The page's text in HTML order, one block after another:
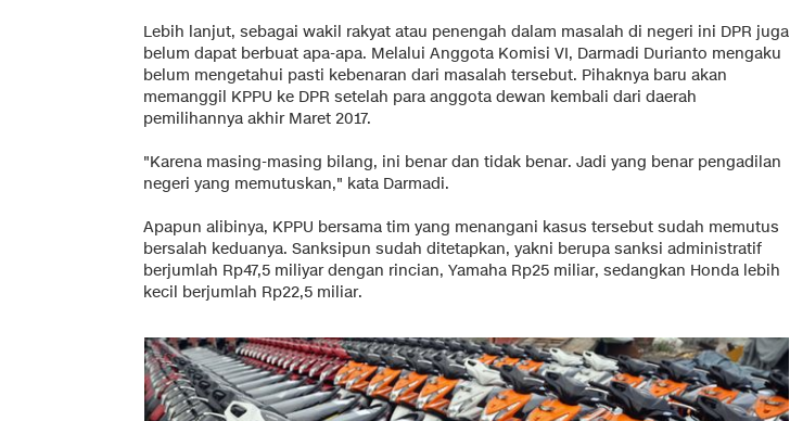
Lebih lanjut, sebagai wakil rakyat atau penengah dalam masalah di negeri ini DPR juga
belum dapat berbuat apa-apa. Melalui Anggota Komisi VI, Darmadi Durianto mengaku
belum mengetahui pasti kebenaran dari masalah tersebut. Pihaknya baru akan
memanggil KPPU ke DPR setelah para anggota dewan kembali dari daerah
pemilihannya akhir Maret 2017.
"Karena masing-masing bilang, ini benar dan tidak benar. Jadi yang benar pengadilan
negeri yang memutuskan," kata Darmadi.
Apapun alibinya, KPPU bersama tim yang menangani kasus tersebut sudah memutus
bersalah keduanya. Sanksipun sudah ditetapkan, yakni berupa sanksi administratif
berjumlah Rp47,5 miliyar dengan rincian, Yamaha Rp25 miliar, sedangkan Honda lebih
kecil berjumlah Rp22,5 miliar.